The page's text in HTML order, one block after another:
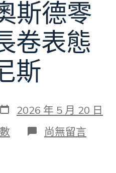
斯德零
卷表態
斯
發
表
2026 年 5 月 20 日
在
〈中
尚無留言